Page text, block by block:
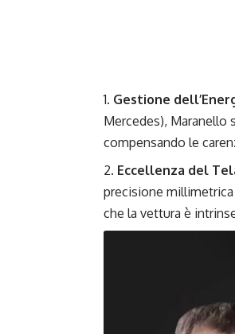
Gestione
Mercedes), Maranello
compensando le
Eccellenza del
precisione
che la vettura è